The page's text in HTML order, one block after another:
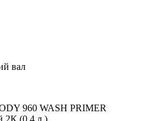
вал